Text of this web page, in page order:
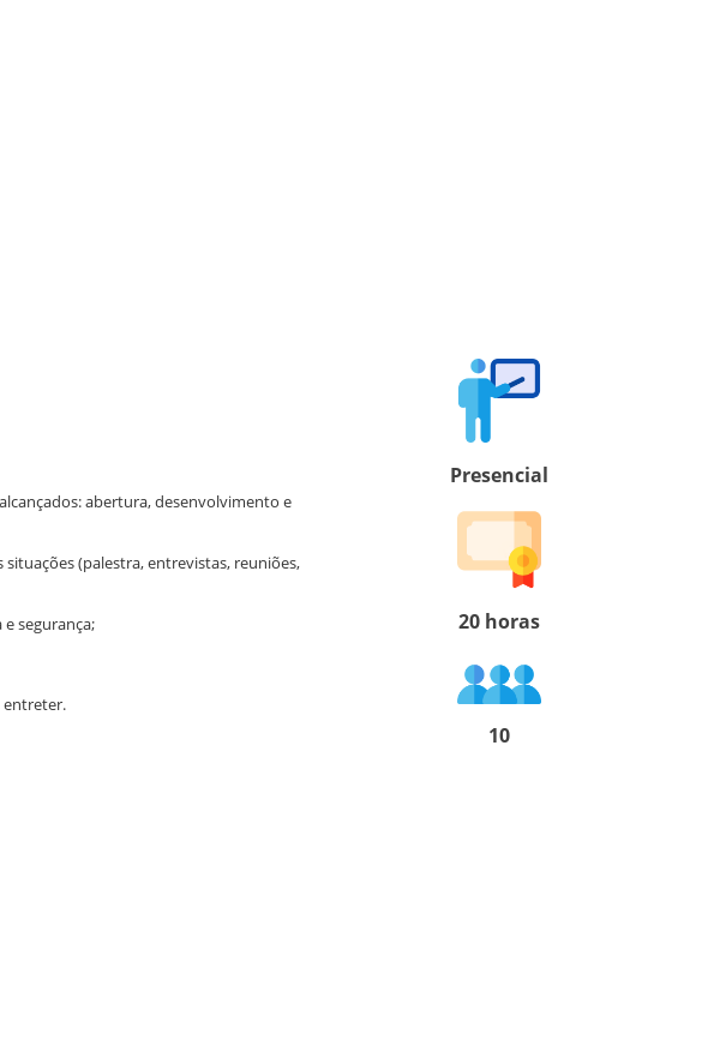
abertura, desenvolvimento e
(palestra, entrevistas, reuniões,
segurança;
entreter.
Presencial
20 horas
10